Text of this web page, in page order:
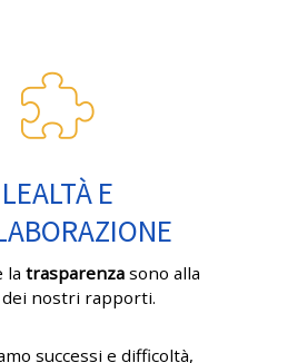
LEALTÀ E
la trasparenza sono alla
dei nostri rapporti.
successi e difficoltà,